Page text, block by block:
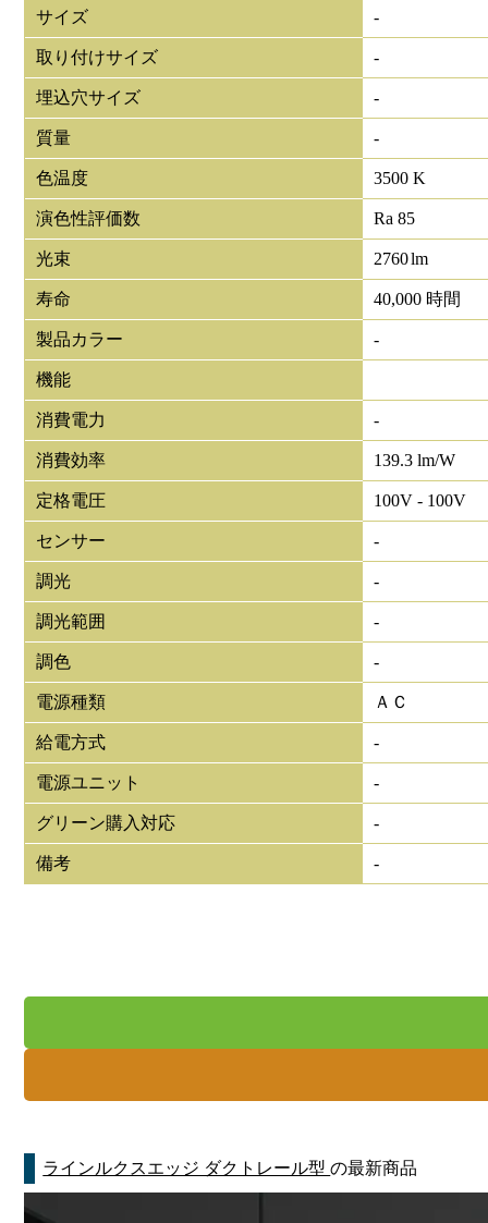
サイズ -
取り付けサイズ -
埋込穴サイズ -
質量 -
色温度 3500 K
演色性評価数 Ra 85
光束 2760lm
寿命 40,000 時間
製品カラー -
機能
消費電力 -
消費効率 139.3 lm/W
定格電圧 100V - 100V
センサー -
調光 -
調光範囲 -
調色 -
電源種類 ＡＣ
給電方式 -
電源ユニット -
グリーン購入対応 -
備考 -
ラインルクスエッジ ダクトレール型の最新商品